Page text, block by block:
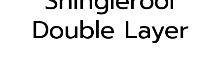
Double Layer